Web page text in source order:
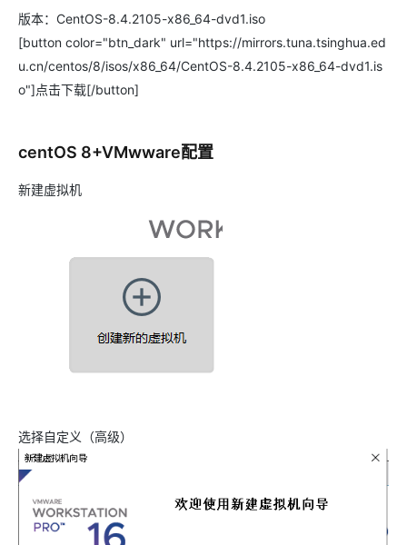
版本：CentOS-8.4.2105-x86_64-dvd1.iso
[button color="btn_dark" url="https://mirrors.tuna.tsinghua.ed
u.cn/centos/8/isos/x86_64/CentOS-8.4.2105-x86_64-dvd1.is
o"]点击下载[/button]
centOS 8+VMwware配置
新建虚拟机
选择自定义（高级）